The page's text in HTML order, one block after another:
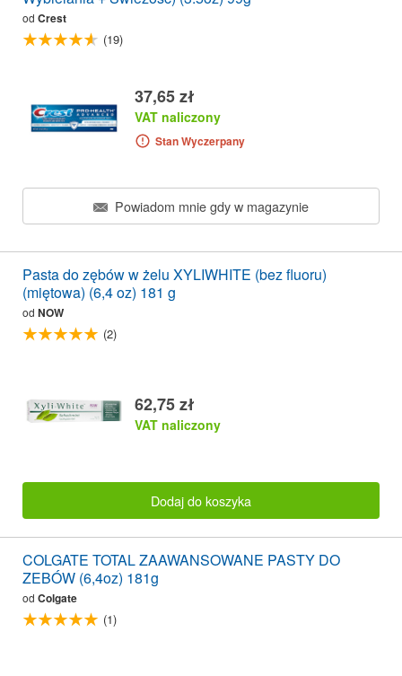
od Crest
(19)
37,65 zł
VAT naliczony
Stan Wyczerpany
Powiadom mnie gdy w magazynie
Pasta do zębów w żelu XYLIWHITE (bez fluoru)
(miętowa) (6,4 oz) 181 g
od NOW
(2)
62,75 zł
VAT naliczony
Dodaj do koszyka
COLGATE TOTAL ZAAWANSOWANE PASTY DO
ZEBÓW (6,4oz) 181g
od Colgate
(1)